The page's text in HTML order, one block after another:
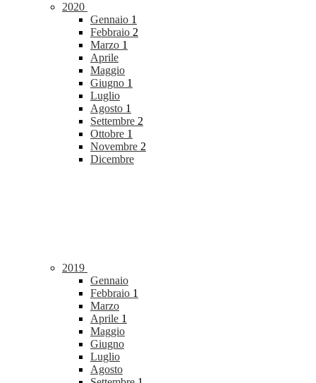
2020
Gennaio 1
Febbraio 2
Marzo 1
Aprile
Maggio
Giugno 1
Luglio
Agosto 1
Settembre 2
Ottobre 1
Novembre 2
Dicembre
2019
Gennaio
Febbraio 1
Marzo
Aprile 1
Maggio
Giugno
Luglio
Agosto